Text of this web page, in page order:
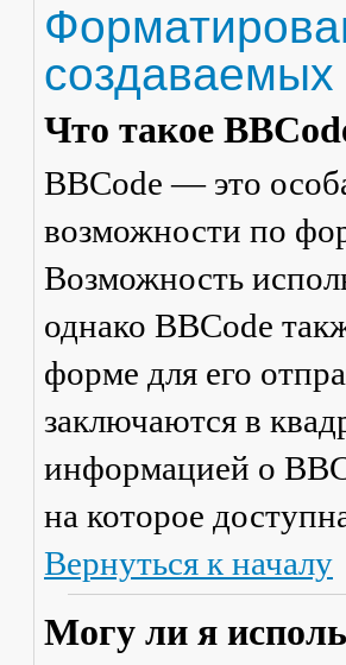
создаваемых
Что такое
BBCode — это
возможности по
Возможность
однако BBCode
форме для его
заключаются в
информацией о
на которое
Вернуться к началу
Могу ли я